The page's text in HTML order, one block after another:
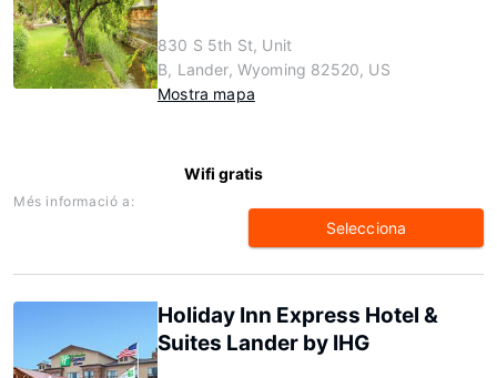
830 S 5th St, Unit
B, Lander, Wyoming 82520, US
Mostra mapa
Wifi gratis
Més informació a:
Selecciona
Holiday Inn Express Hotel &
Suites Lander by IHG